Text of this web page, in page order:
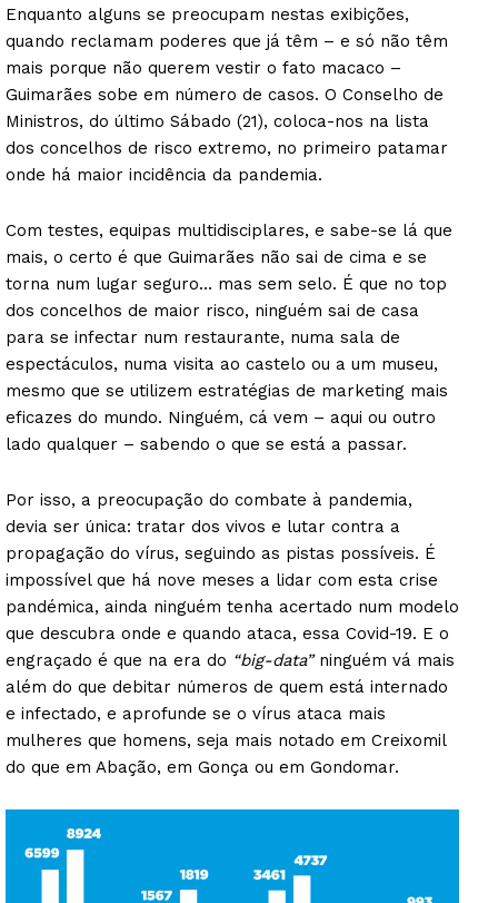
Enquanto alguns se preocupam nestas exibições,
quando reclamam poderes que já têm – e só não têm
mais porque não querem vestir o fato macaco –
Guimarães sobe em número de casos. O Conselho de
Ministros, do último Sábado (21), coloca-nos na lista
dos concelhos de risco extremo, no primeiro patamar
onde há maior incidência da pandemia.
Com testes, equipas multidisciplares, e sabe-se lá que
mais, o certo é que Guimarães não sai de cima e se
torna num lugar seguro… mas sem selo. É que no top
dos concelhos de maior risco, ninguém sai de casa
para se infectar num restaurante, numa sala de
espectáculos, numa visita ao castelo ou a um museu,
mesmo que se utilizem estratégias de marketing mais
eficazes do mundo. Ninguém, cá vem – aqui ou outro
lado qualquer – sabendo o que se está a passar.
Por isso, a preocupação do combate à pandemia,
devia ser única: tratar dos vivos e lutar contra a
propagação do vírus, seguindo as pistas possíveis. É
impossível que há nove meses a lidar com esta crise
pandémica, ainda ninguém tenha acertado num modelo
que descubra onde e quando ataca, essa Covid-19. E o
engraçado é que na era do “big-data”ninguém vá mais
além do que debitar números de quem está internado
e infectado, e aprofunde se o vírus ataca mais
mulheres que homens, seja mais notado em Creixomil
do que em Abação, em Gonça ou em Gondomar.